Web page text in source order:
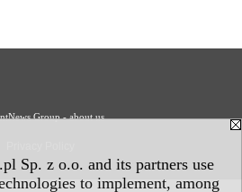
Sp. z o.o. and its partners use
to implement, among
Group - about us